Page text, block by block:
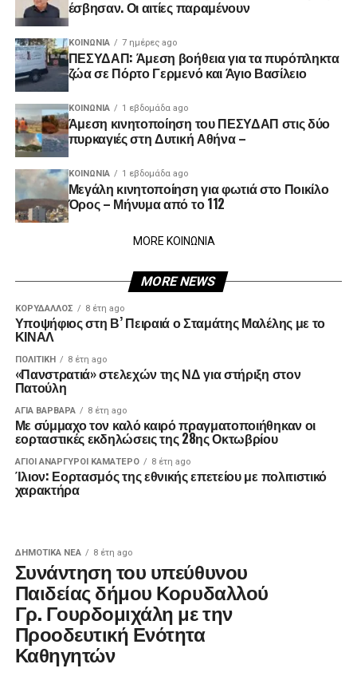
έσβησαν. Οι αιτίες παραμένουν
ΚΟΙΝΩΝΊΑ 7 ημέρες ago
ΠΕΣΥΔΑΠ: Άμεση βοήθεια για τα πυρόπληκτα
ζώα σε Πόρτο Γερμενό και Άγιο Βασίλειο
ΚΟΙΝΩΝΊΑ 1 εβδομάδα ago
Άμεση κινητοποίηση του ΠΕΣΥΔΑΠ στις δύο
πυρκαγιές στη Δυτική Αθήνα –
ΚΟΙΝΩΝΊΑ 1 εβδομάδα ago
Μεγάλη κινητοποίηση για φωτιά στο Ποικίλο
Όρος – Μήνυμα από το 112
MORE ΚΟΙΝΩΝΙΑ
MORE NEWS
ΚΟΡΥΔΑΛΛΟΣ 8 έτη ago
Υποψήφιος στη Β’ Πειραιά ο Σταμάτης Μαλέλης με το
ΚΙΝΑΛ
ΠΟΛΙΤΙΚΉ 8 έτη ago
«Πανστρατιά» στελεχών της ΝΔ για στήριξη στον
Πατούλη
ΑΓΙΑ ΒΑΡΒΑΡΑ 8 έτη ago
Με σύμμαχο τον καλό καιρό πραγματοποιήθηκαν οι
εορταστικές εκδηλώσεις της 28ης Οκτωβρίου
ΑΓΙΟΙ ΑΝΑΡΓΥΡΟΙ ΚΑΜΑΤΕΡΟ 8 έτη ago
Ίλιον: Εορτασμός της εθνικής επετείου με πολιτιστικό
χαρακτήρα
ΔΗΜΟΤΙΚΆ ΝΈΑ 8 έτη ago
Συνάντηση του υπεύθυνου
Παιδείας δήμου Κορυδαλλού
Γρ. Γουρδομιχάλη με την
Προοδευτική Ενότητα
Καθηγητών